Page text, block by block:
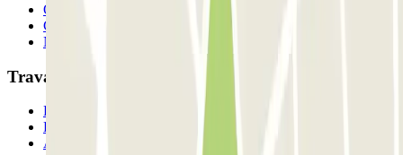
Qui sommes-nous ?
Comment ça marche?
Nos parkings
Travaillons ensemble?
Professionnels
Fournisseur de parking
Affiliés